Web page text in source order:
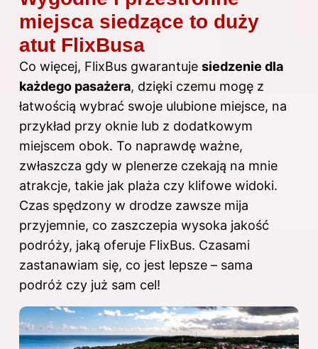
miejsca siedzące to duży
atut FlixBusa
Co więcej, FlixBus gwarantuje siedzenie dla
każdego pasażera, dzięki czemu mogę z
łatwością wybrać swoje ulubione miejsce, na
przykład przy oknie lub z dodatkowym
miejscem obok. To naprawdę ważne,
zwłaszcza gdy w plenerze czekają na mnie
atrakcje, takie jak plaża czy klifowe widoki.
Czas spędzony w drodze zawsze mija
przyjemnie, co zaszczepia wysoka jakość
podróży, jaką oferuje FlixBus. Czasami
zastanawiam się, co jest lepsze – sama
podróż czy już sam cel!